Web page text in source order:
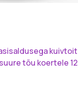
kuivtoit
tõu koertele 12